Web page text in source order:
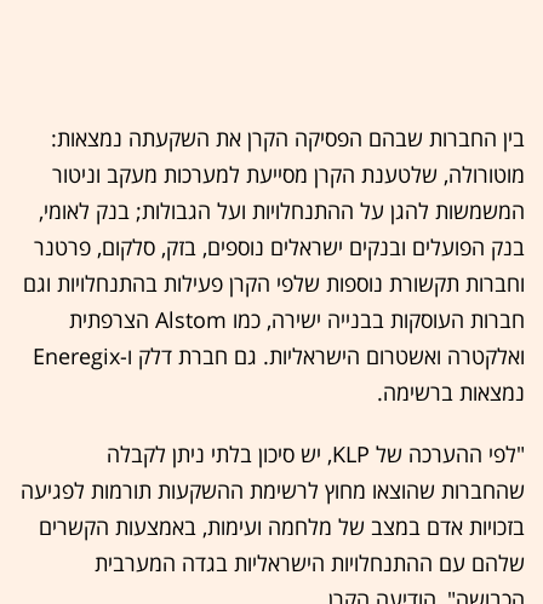
בין החברות שבהם הפסיקה הקרן את השקעתה נמצאות:
מוטורולה, שלטענת הקרן מסייעת למערכות מעקב וניטור
המשמשות להגן על ההתנחלויות ועל הגבולות; בנק לאומי,
בנק הפועלים ובנקים ישראלים נוספים, בזק, סלקום, פרטנר
וחברות תקשורת נוספות שלפי הקרן פעילות בהתנחלויות וגם
חברות העוסקות בבנייה ישירה, כמו Alstom הצרפתית
ואלקטרה ואשטרום הישראליות. גם חברת דלק ו-Eneregix
נמצאות ברשימה.
"לפי ההערכה של KLP, יש סיכון בלתי ניתן לקבלה
שהחברות שהוצאו מחוץ לרשימת ההשקעות תורמות לפגיעה
בזכויות אדם במצב של מלחמה ועימות, באמצעות הקשרים
שלהם עם ההתנחלויות הישראליות בגדה המערבית